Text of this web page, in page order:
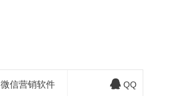
微信营销软件 QQ